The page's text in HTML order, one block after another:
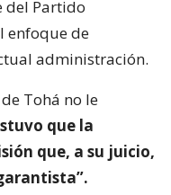
del Partido
enfoque de
administración.
Tohá no le
que la
que, a su juicio,